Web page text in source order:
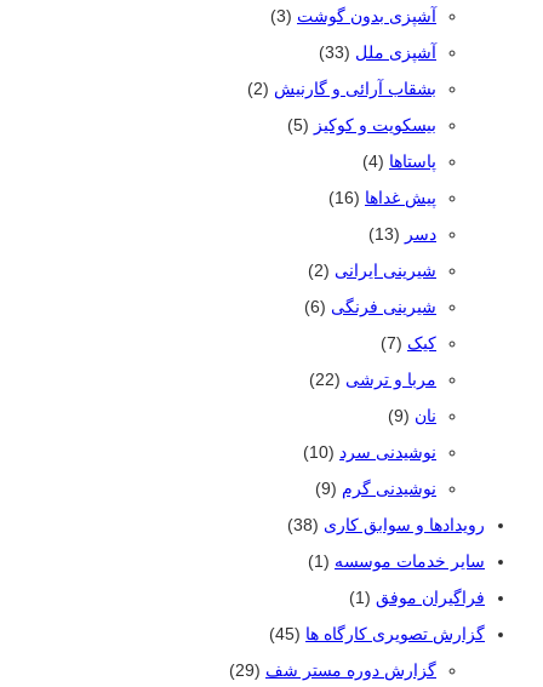
آشپزی بدون گوشت (3)
آشپزی ملل (33)
بشقاب آرائی و گارنیش (2)
بیسکویت و کوکیز (5)
پاستاها (4)
پیش غداها (16)
دسر (13)
شیرینی ایرانی (2)
شیرینی فرنگی (6)
کیک (7)
مربا و ترشی (22)
نان (9)
نوشیدنی سرد (10)
نوشیدنی گرم (9)
رویدادها و سوابق کاری (38)
سایر خدمات موسسه (1)
فراگیران موفق (1)
گزارش تصویری کارگاه ها (45)
گزارش دوره مستر شف (29)